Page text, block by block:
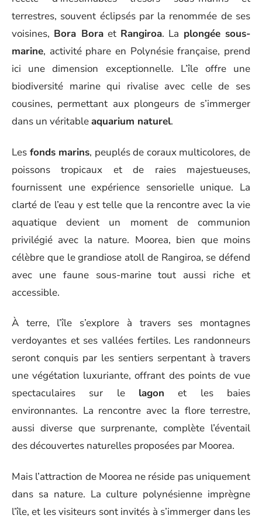
terrestres, souvent éclipsés par la renommée de ses
voisines, Bora Boraet Rangiroa. La plongée sous-
marine, activité phare en Polynésie française, prend
ici une dimension exceptionnelle. L’île offre une
biodiversité marine qui rivalise avec celle de ses
cousines, permettant aux plongeurs de s’immerger
dans un véritableaquarium naturel.
Les fonds marins, peuplés de coraux multicolores, de
poissons tropicaux et de raies majestueuses,
fournissent une expérience sensorielle unique. La
clarté de l’eau y est telle que la rencontre avec la vie
aquatique devient un moment de communion
privilégié avec la nature. Moorea, bien que moins
célèbre que le grandiose atoll de Rangiroa, se défend
avec une faune sous-marine tout aussi riche et
accessible.
À terre, l’île s’explore à travers ses montagnes
verdoyantes et ses vallées fertiles. Les randonneurs
seront conquis par les sentiers serpentant à travers
une végétation luxuriante, offrant des points de vue
spectaculaires sur le lagon et les baies
environnantes. La rencontre avec la flore terrestre,
aussi diverse que surprenante, complète l’éventail
des découvertes naturelles proposées par Moorea.
Mais l’attraction de Moorea ne réside pas uniquement
dans sa nature. La culture polynésienne imprègne
l’île, et les visiteurs sont invités à s’immerger dans les